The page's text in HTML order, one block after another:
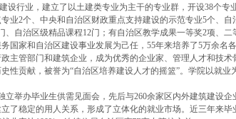
行业，建立了以土建类专业为主干的专业群，开设38个专
业2个、中央和自治区财政重点支持建设的示范专业5个、自
、自治区级精品课程12门；有自治区教学成果一等奖2项、二
国家和自治区建设事业发展为己任，55年来培养了5万余名
主管部门和建筑企业，成为优秀的企业家、管理人才和技术
性贡献，被誉为“自治区培养建设人才的摇篮”。学院以就业
举办毕业生供需见面会，先后与260余家区内外建筑建设企
了稳定的用人关系，形成了立体化的就业市场。近三年来毕